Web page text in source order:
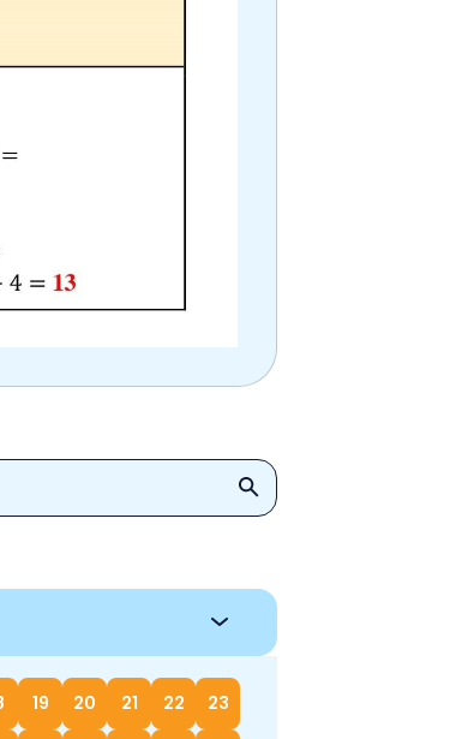
19 20 21 22 23